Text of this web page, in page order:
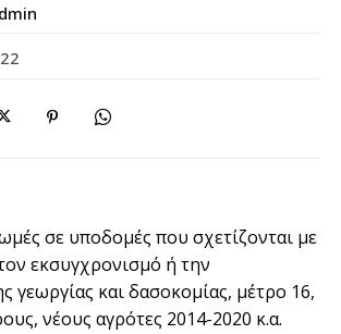
σε υποδομές που σχετίζονται με
εκσυγχρονισμό ή την
γεωργίας και δασοκομίας, μέτρο 16,
νέους αγρότες 2014-2020 κ.α.